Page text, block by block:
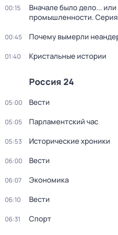
00:15
Вначале было дело...
промышленности.
00:45 Почему вымерли
01:40 Кристальные истории
Россия 24
05:00 Вести
05:05 Парламентский час
05:53 Исторические хроники
06:00 Вести
06:07 Экономика
06:10 Вести
06:31 Спорт